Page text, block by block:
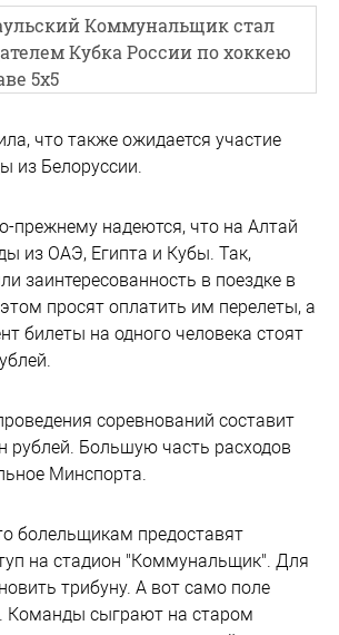
Коммунальщик стал
Кубка России по хоккею
5х5
что также ожидается участие
из Белоруссии.
прежнему надеются, что на Алтай
из ОАЭ, Египта и Кубы. Так,
заинтересованность в поездке в
просят оплатить им перелеты, а
билеты на одного человека стоят
соревнований составит
рублей. Большую часть расходов
Минспорта.
болельщикам предоставят
на стадион "Коммунальщик". Для
трибуну. А вот само поле
Команды сыграют на старом